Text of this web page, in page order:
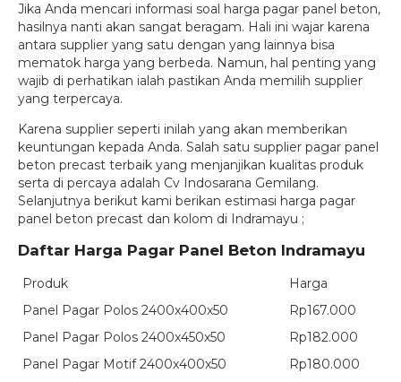
Jika Anda mencari informasi soal harga pagar panel beton,
hasilnya nanti akan sangat beragam. Hali ini wajar karena
antara supplier yang satu dengan yang lainnya bisa
mematok harga yang berbeda. Namun, hal penting yang
wajib di perhatikan ialah pastikan Anda memilih supplier
yang terpercaya.
Karena supplier seperti inilah yang akan memberikan
keuntungan kepada Anda. Salah satu supplier pagar panel
beton precast terbaik yang menjanjikan kualitas produk
serta di percaya adalah Cv Indosarana Gemilang.
Selanjutnya berikut kami berikan estimasi harga pagar
panel beton precast dan kolom di Indramayu ;
Daftar Harga Pagar Panel Beton Indramayu
Produk
Harga
Panel Pagar Polos 2400x400x50
Rp167.000
Panel Pagar Polos 2400x450x50
Rp182.000
Panel Pagar Motif 2400x400x50
Rp180.000